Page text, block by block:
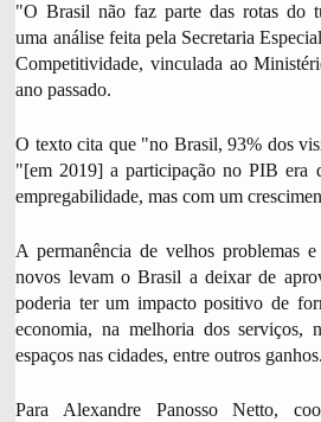
c
"O Brasil não faz parte das rotas do
uma análise feita pela Secretaria
Competitividade, vinculada ao
ano passado.
O texto cita que "no Brasil, 93% dos
"[em 2019] a participação no PIB era
empregabilidade, mas com um
A permanência de velhos problemas
novos levam o Brasil a deixar de
poderia ter um impacto positivo de
economia, na melhoria dos serviços,
espaços nas cidades, entre outros ganhos.
Para Alexandre Panosso Netto,